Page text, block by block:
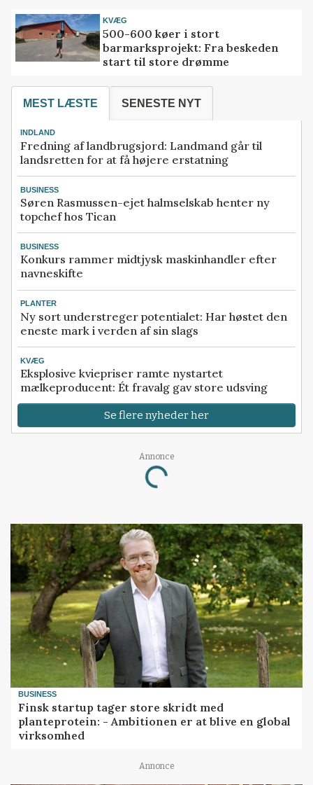
KVÆG
500-600 køer i stort
barmarksprojekt: Fra beskeden
start til store drømme
MEST LÆSTE SENESTE NYT
INDLAND
Fredning af landbrugsjord: Landmand går til
landsretten for at få højere erstatning
BUSINESS
Søren Rasmussen-ejet halmselskab henter ny
topchef hos Tican
BUSINESS
Konkurs rammer midtjysk maskinhandler efter
navneskifte
PLANTER
Ny sort understreger potentialet: Har høstet den
eneste mark i verden af sin slags
KVÆG
Eksplosive kviepriser ramte nystartet
mælkeproducent: Ét fravalg gav store udsving
Se flere nyheder her
Annonce
Loading...
BUSINESS
Finsk startup tager store skridt med
planteprotein: - Ambitionen er at blive en global
virksomhed
Annonce